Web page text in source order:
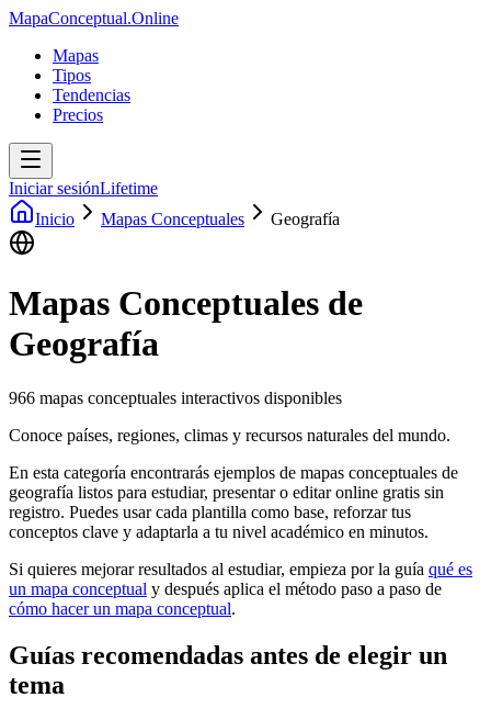
MapaConceptual.Online
Mapas
Tipos
Tendencias
Precios
Iniciar sesiónLifetime
Inicio
Mapas Conceptuales Geografía
Mapas Conceptuales de
Geografía
966 mapas conceptuales interactivos disponibles
Conoce países, regiones, climas y recursos naturales del mundo.
En esta categoría encontrarás ejemplos de mapas conceptuales de
geografía listos para estudiar, presentar o editar online gratis sin
registro. Puedes usar cada plantilla como base, reforzar tus
conceptos clave y adaptarla a tu nivel académico en minutos.
Si quieres mejorar resultados al estudiar, empieza por la guía qué es
un mapa conceptual y después aplica el método paso a paso de
cómo hacer un mapa conceptual.
Guías recomendadas antes de elegir un
tema